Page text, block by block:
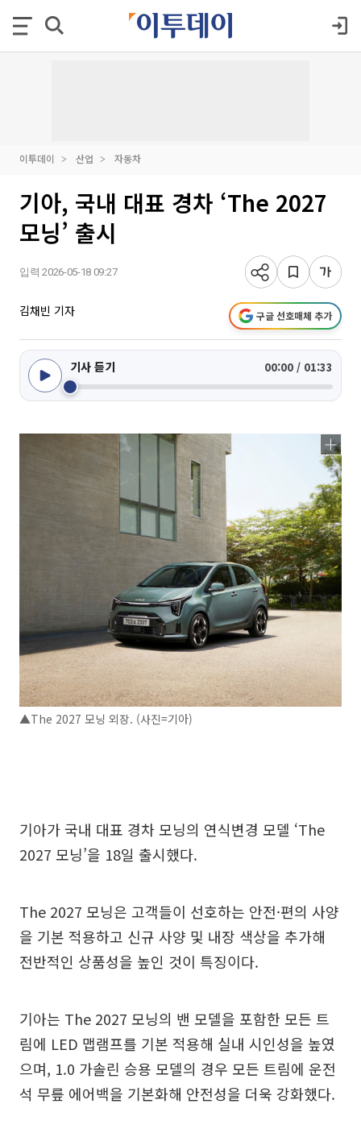
이투데이 산업 자동차
기아, 국내 대표 경차 ‘The 2027
모닝’ 출시
입력 2026-05-18 09:27
김채빈 기자 구글 선호매체 추가
기사 듣기 00:00 / 01:33
▲The 2027 모닝 외장. (사진=기아)
기아가 국내 대표 경차 모닝의 연식변경 모델 ‘The
2027 모닝’을 18일 출시했다.
The 2027 모닝은 고객들이 선호하는 안전·편의 사양
을 기본 적용하고 신규 사양 및 내장 색상을 추가해
전반적인 상품성을 높인 것이 특징이다.
기아는 The 2027 모닝의 밴 모델을 포함한 모든 트
림에 LED 맵램프를 기본 적용해 실내 시인성을 높였
으며, 1.0 가솔린 승용 모델의 경우 모든 트림에 운전
석 무릎 에어백을 기본화해 안전성을 더욱 강화했다.